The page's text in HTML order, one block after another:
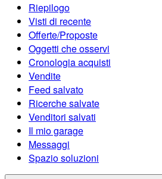
Riepilogo
Visti di recente
Offerte/Proposte
Oggetti che osservi
Cronologia acquisti
Vendite
Feed salvato
Ricerche salvate
Venditori salvati
Il mio garage
Messaggi
Spazio soluzioni